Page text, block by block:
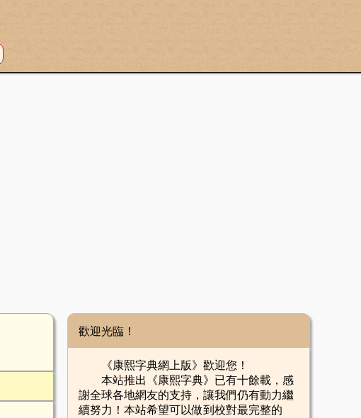
歡迎光臨！
《康熙字典網上版》歡迎您！
本站推出《康熙字典》已有十餘載，感
謝全球各地網友的支持，讓我們仍有動力繼
續努力！本站希望可以做到校對最完整的